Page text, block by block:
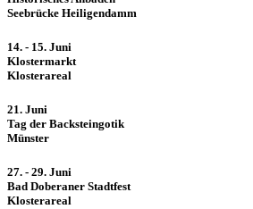
Seebrücke Heiligendamm
14. - 15. Juni
Klostermarkt
Klosterareal
21. Juni
Tag der Backsteingotik
Münster
27. - 29. Juni
Bad Doberaner Stadtfest
Klosterareal